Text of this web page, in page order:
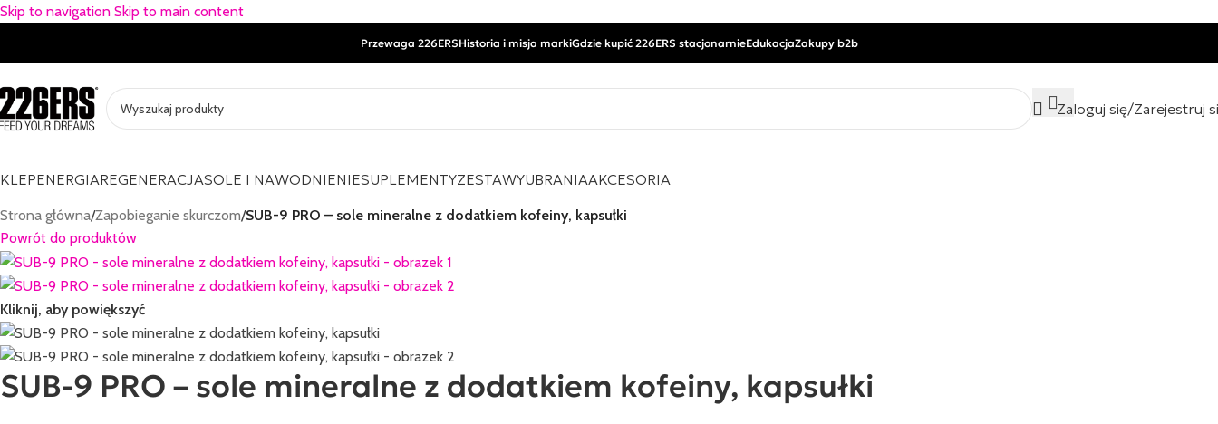
Skip to navigation Skip to main content
Przewaga 226ERSHistoria i misja markiGdzie kupić 226ERS stacjonarnieEdukacjaZakupy b2b
Zaloguj się/Zarejestruj
ENERGIAREGENERACJASOLE I NAWODNIENIESUPLEMENTYZESTAWYUBRANIAAKCESORIA
Strona główna/Zapobieganie skurczom/SUB-9 PRO – sole mineralne z dodatkiem kofeiny, kapsułki
Powrót do produktów
Kliknij, aby powiększyć
SUB-9 PRO – sole mineralne z dodatkiem kofeiny, kapsułki